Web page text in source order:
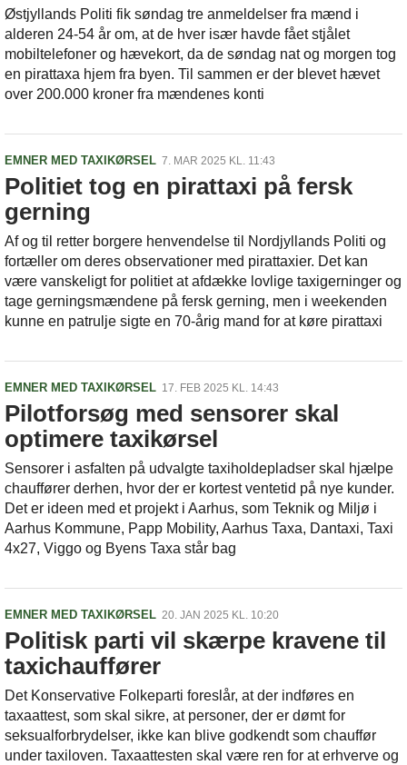
Østjyllands Politi fik søndag tre anmeldelser fra mænd i
alderen 24-54 år om, at de hver især havde fået stjålet
mobiltelefoner og hævekort, da de søndag nat og morgen tog
en pirattaxa hjem fra byen. Til sammen er der blevet hævet
over 200.000 kroner fra mændenes konti
EMNER MED TAXIKØRSEL 7. MAR 2025 KL. 11:43
Politiet tog en pirattaxi på fersk
gerning
Af og til retter borgere henvendelse til Nordjyllands Politi og
fortæller om deres observationer med pirattaxier. Det kan
være vanskeligt for politiet at afdække lovlige taxigerninger og
tage gerningsmændene på fersk gerning, men i weekenden
kunne en patrulje sigte en 70-årig mand for at køre pirattaxi
EMNER MED TAXIKØRSEL 17. FEB 2025 KL. 14:43
Pilotforsøg med sensorer skal
optimere taxikørsel
Sensorer i asfalten på udvalgte taxiholdepladser skal hjælpe
chauffører derhen, hvor der er kortest ventetid på nye kunder.
Det er ideen med et projekt i Aarhus, som Teknik og Miljø i
Aarhus Kommune, Papp Mobility, Aarhus Taxa, Dantaxi, Taxi
4x27, Viggo og Byens Taxa står bag
EMNER MED TAXIKØRSEL 20. JAN 2025 KL. 10:20
Politisk parti vil skærpe kravene til
taxichauffører
Det Konservative Folkeparti foreslår, at der indføres en
taxaattest, som skal sikre, at personer, der er dømt for
seksualforbrydelser, ikke kan blive godkendt som chauffør
under taxiloven. Taxaattesten skal være ren for at erhverve og